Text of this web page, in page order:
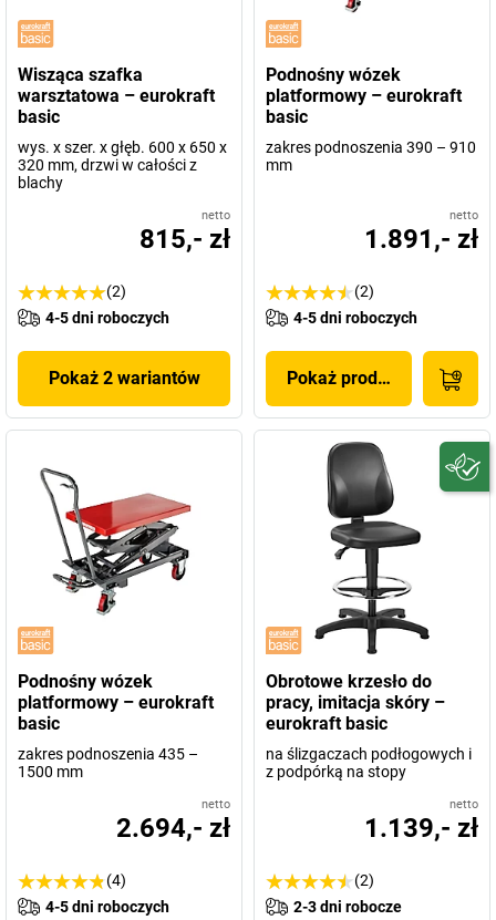
Wisząca szafka
warsztatowa – eurokraft
basic
wys. x szer. x głęb. 600 x 650 x
320 mm, drzwi w całości z
blachy
netto
815,- zł
(2)
4-5 dni roboczych
Pokaż 2 wariantów
Podnośny wózek
platformowy – eurokraft
basic
zakres podnoszenia 390 – 910
mm
netto
1.891,- zł
(2)
4-5 dni roboczych
Pokaż produkt
Podnośny wózek
platformowy – eurokraft
basic
zakres podnoszenia 435 –
1500 mm
netto
2.694,- zł
(4)
4-5 dni roboczych
Obrotowe krzesło do
pracy, imitacja skóry –
eurokraft basic
na ślizgaczach podłogowych i
z podpórką na stopy
netto
1.139,- zł
(2)
2-3 dni robocze